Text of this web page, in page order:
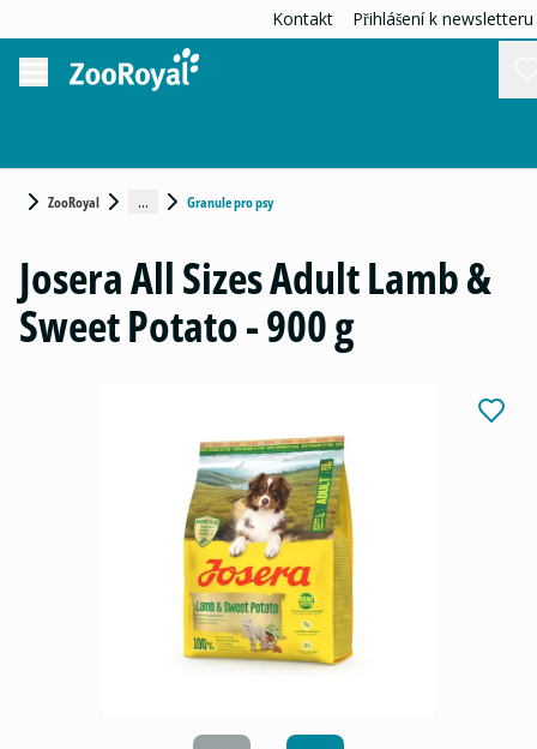
Kontakt Přihlášení k newsletteru
ZooRoyal ... Granule pro psy
Josera All Sizes Adult Lamb &
Sweet Potato - 900 g